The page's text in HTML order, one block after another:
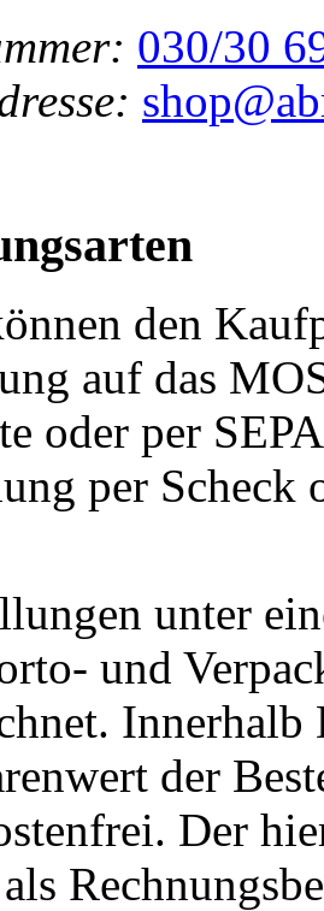
030/30
den
auf das
oder per
per Scheck
unter
und
Innerhalb
der
Der